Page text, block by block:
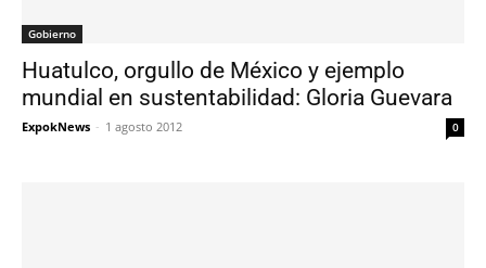
Gobierno
Huatulco, orgullo de México y ejemplo
mundial en sustentabilidad: Gloria Guevara
ExpokNews - 1 agosto 2012 0